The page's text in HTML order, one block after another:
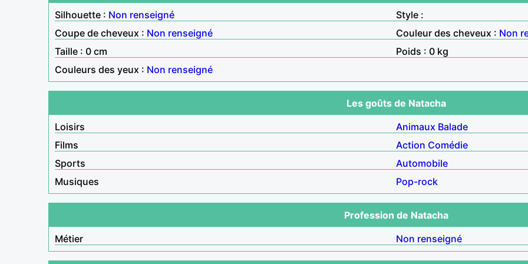
Silhouette : Non renseigné
Style :
Coupe de cheveux : Non renseigné Couleur des cheveux : Non
Taille : 0 cm
Poids : 0 kg
Couleurs des yeux : Non renseigné
Les goûts de Natacha
Loisirs
Animaux Balade
Films
Action Comédie
Sports
Automobile
Musiques
Pop-rock
Profession de Natacha
Métier
Non renseigné